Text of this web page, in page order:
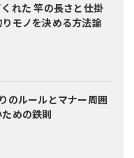
くれた竿の長さと仕掛
モノを決める方法論
のルールとマナー周囲
めの鉄則